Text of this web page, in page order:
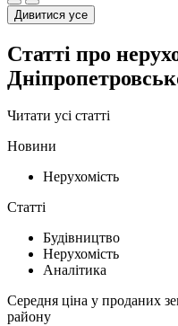
Дивитися усе
Статті про
Читати усі статті
Новини
Нерухомість
Статті
Будівництво
Нерухомість
Аналітика
Середня ціна у проданих
району